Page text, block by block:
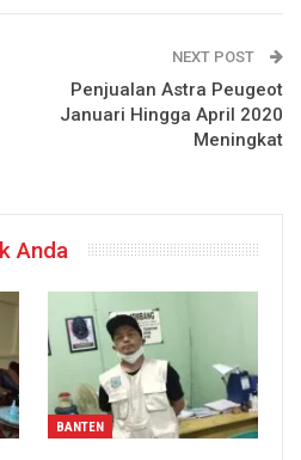
NEXT POST
Penjualan Astra Peugeot
Januari Hingga April 2020
Meningkat
Anda
BANTEN